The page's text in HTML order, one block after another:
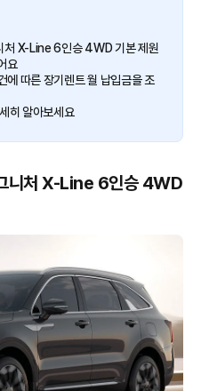
처 X-Line 6인승 4WD 기본 제원
요
따른 장기렌트 월 납입금을 조
히 알아보세요
니처 X-Line 6인승 4WD